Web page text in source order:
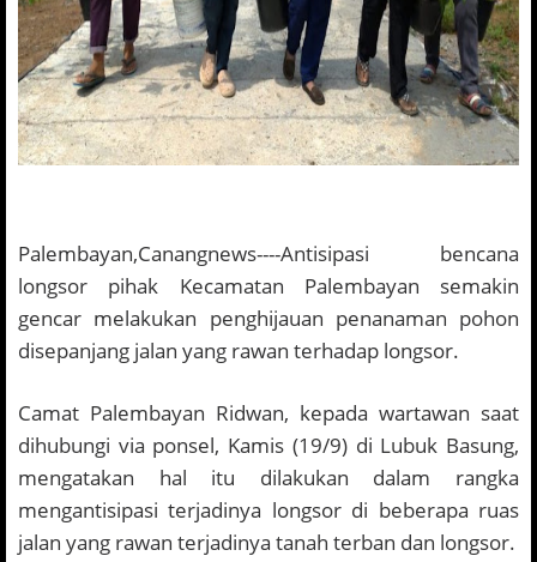
Palembayan,Canangnews----Antisipasi bencana
longsor pihak Kecamatan Palembayan semakin
gencar melakukan penghijauan penanaman pohon
disepanjang jalan yang rawan terhadap longsor.
Camat Palembayan Ridwan, kepada wartawan saat
dihubungi via ponsel, Kamis (19/9) di Lubuk Basung,
mengatakan hal itu dilakukan dalam rangka
mengantisipasi terjadinya longsor di beberapa ruas
jalan yang rawan terjadinya tanah terban dan longsor.